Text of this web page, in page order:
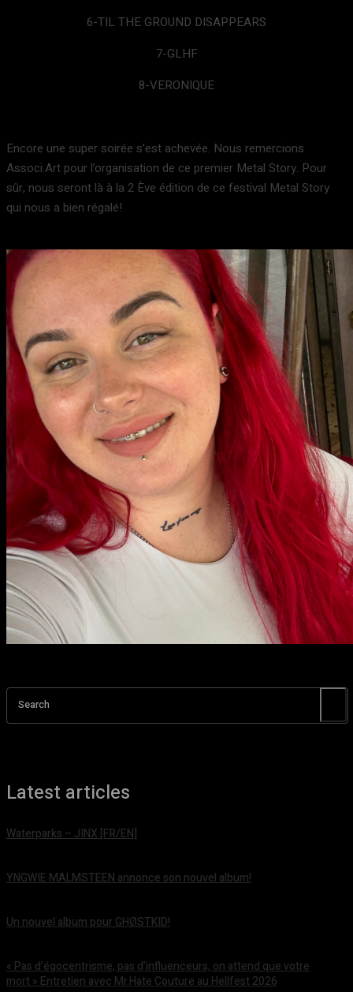
6-TIL THE GROUND DISAPPEARS
7-GLHF
8-VERONIQUE
Encore une super soirée s’est achevée. Nous remercions
Associ.Art pour l’organisation de ce premier Metal Story. Pour
sûr, nous seront là à la 2 Ève édition de ce festival Metal Story
qui nous a bien régalé!
Search
Latest articles
Waterparks – JINX [FR/EN]
YNGWIE MALMSTEEN annonce son nouvel album!
Un nouvel album pour GHØSTKID!
« Pas d’égocentrisme, pas d’influenceurs, on attend que votre
mort » Entretien avec Mr.Hate Couture au Hellfest 2026